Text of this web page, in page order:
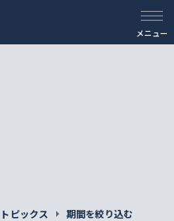
メニュー
トピックス 期間を絞り込む